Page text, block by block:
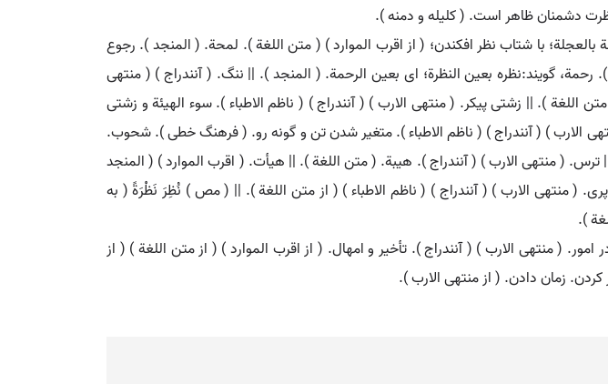
دشمنان ظاهر است. ( کلیله و دمنه ).
با شتاب نظر افکندن؛ ( از اقرب الموارد ) ( متن اللغة ). لمحة. ( المنجد ). رجوع
گویند:نظره بعین النظرة؛ ای بعین الرحمة. ( المنجد ). || ننگ. ( آنندراج ) ( منتهی
اللغة ). || زشتی پیکر. ( منتهی الارب ) ( آنندراج ) ( ناظم الاطباء ). سوء الهیئة و زشتی
الارب ) ( آنندراج ) ( ناظم الاطباء ). متغیر شدن تن و گونه رو. ( فرهنگ خطی ). شحوب.
( منتهی الارب ) ( آنندراج ). هیبة. ( متن اللغة ). || هیأت. ( اقرب الموارد ) ( المنجد
( منتهی الارب ) ( آنندراج ) ( ناظم الاطباء ) ( از متن اللغة ). || ( مص ) نُظِرَ نَظْرَةً ( به
).
ص 100 ) ( مهذب الاسماء ). درنگی در امور. ( منتهی الارب ) ( آنندراج ). تأخیر و امهال. ( از اقرب الموارد ) ( از متن اللغة ) ( از
زمان دادن. ( از منتهی الارب ).